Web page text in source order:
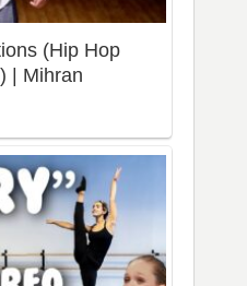
(Hip Hop
| Mihran